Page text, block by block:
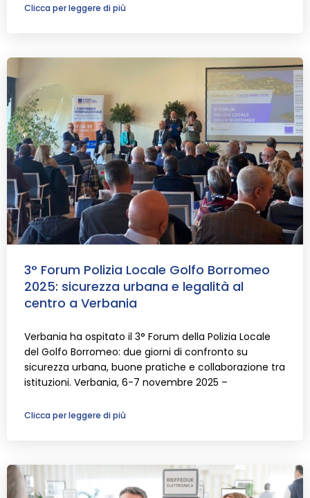
Clicca per leggere di più
3° Forum Polizia Locale Golfo Borromeo
2025: sicurezza urbana e legalità al
centro a Verbania
Verbania ha ospitato il 3° Forum della Polizia Locale
del Golfo Borromeo: due giorni di confronto su
sicurezza urbana, buone pratiche e collaborazione tra
istituzioni. Verbania, 6-7 novembre 2025 –
Clicca per leggere di più